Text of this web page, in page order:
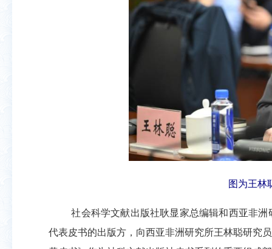
图为王林
社会科学文献出版社耿显家总编辑和西亚非
代表皮书的出版方，向西亚非洲研究所王林聪研究